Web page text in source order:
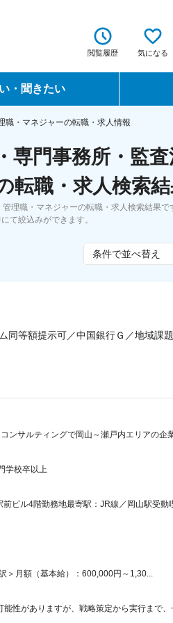
閲覧履歴 気になる
・聞きたい
ュー
転職フ
転職セミ
職・マネジャーの転職・求人情報
門事務所・監
転職・求人検索
理職・マネジャーの転職・求人検索結果
て絞込みができます。
条件で並べ替え
同等額提示可／中国銀行Ｇ／地域課題
ンサルティングで岡山～瀬戸内エリアの企
学校卒以上
ビル4階勤務地最寄駅：JR線／岡山駅受動
月額（基本給）：600,000円～1,30...
性がありますが、戦略策定から実行まで、